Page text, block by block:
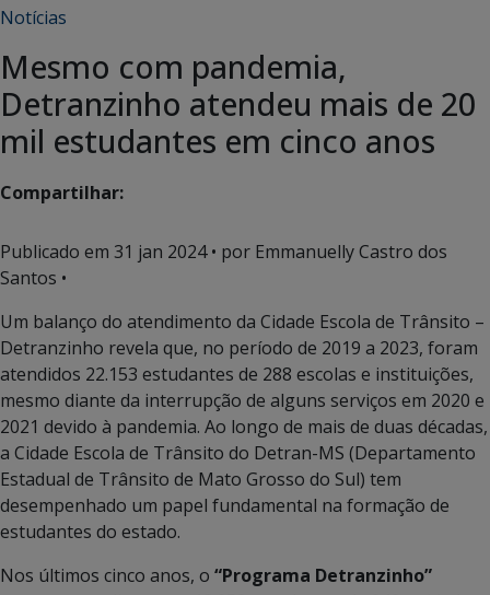
Notícias
Mesmo com pandemia,
Detranzinho atendeu mais de 20
mil estudantes em cinco anos
Compartilhar:
Publicado em 31 jan 2024• por Emmanuelly Castro dos
Santos •
Um balanço do atendimento da Cidade Escola de Trânsito –
Detranzinho revela que, no período de 2019 a 2023, foram
atendidos 22.153 estudantes de 288 escolas e instituições,
mesmo diante da interrupção de alguns serviços em 2020 e
2021 devido à pandemia. Ao longo de mais de duas décadas,
a Cidade Escola de Trânsito do Detran-MS (Departamento
Estadual de Trânsito de Mato Grosso do Sul) tem
desempenhado um papel fundamental na formação de
estudantes do estado.
Nos últimos cinco anos, o “Programa Detranzinho”